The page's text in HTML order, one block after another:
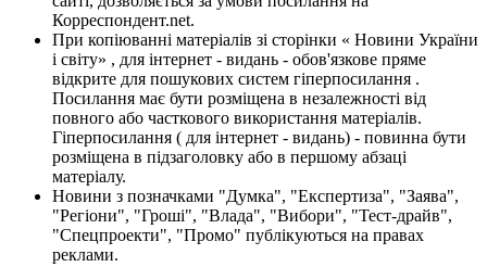
Корреспондент.net.
При копіюванні матеріалів зі сторінки « Новини України
і світу» , для інтернет - видань - обов'язкове пряме
відкрите для пошукових систем гіперпосилання .
Посилання має бути розміщена в незалежності від
повного або часткового використання матеріалів.
Гіперпосилання ( для інтернет - видань) - повинна бути
розміщена в підзаголовку або в першому абзаці
матеріалу.
Новини з позначками "Думка", "Експертиза", "Заява",
"Регіони", "Гроші", "Влада", "Вибори", "Тест-драйв",
"Спецпроекти", "Промо" публікуються на правах
реклами.